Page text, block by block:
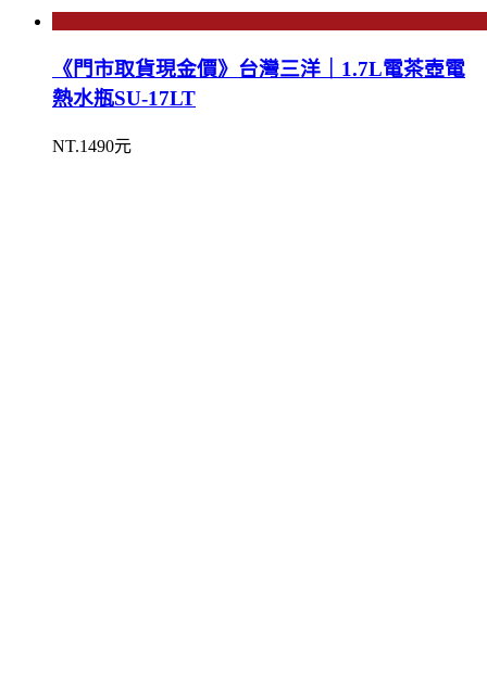
《門市取貨現金價》台灣三洋｜1.7L電茶壺電
熱水瓶SU-17LT
NT.1490元